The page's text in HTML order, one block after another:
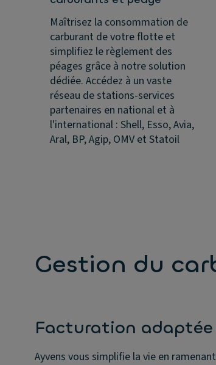
Maîtrisez la consommation de
carburant de votre flotte et
simplifiez le règlement des
péages grâce à notre solution
dédiée. Accédez à un vaste
réseau de stations-services
partenaires en national et à
l'international : Shell, Esso, Avia,
Aral, BP, Agip, OMV et Statoil
Gestion du
Facturation
Ayvens vous simplifie la vie en